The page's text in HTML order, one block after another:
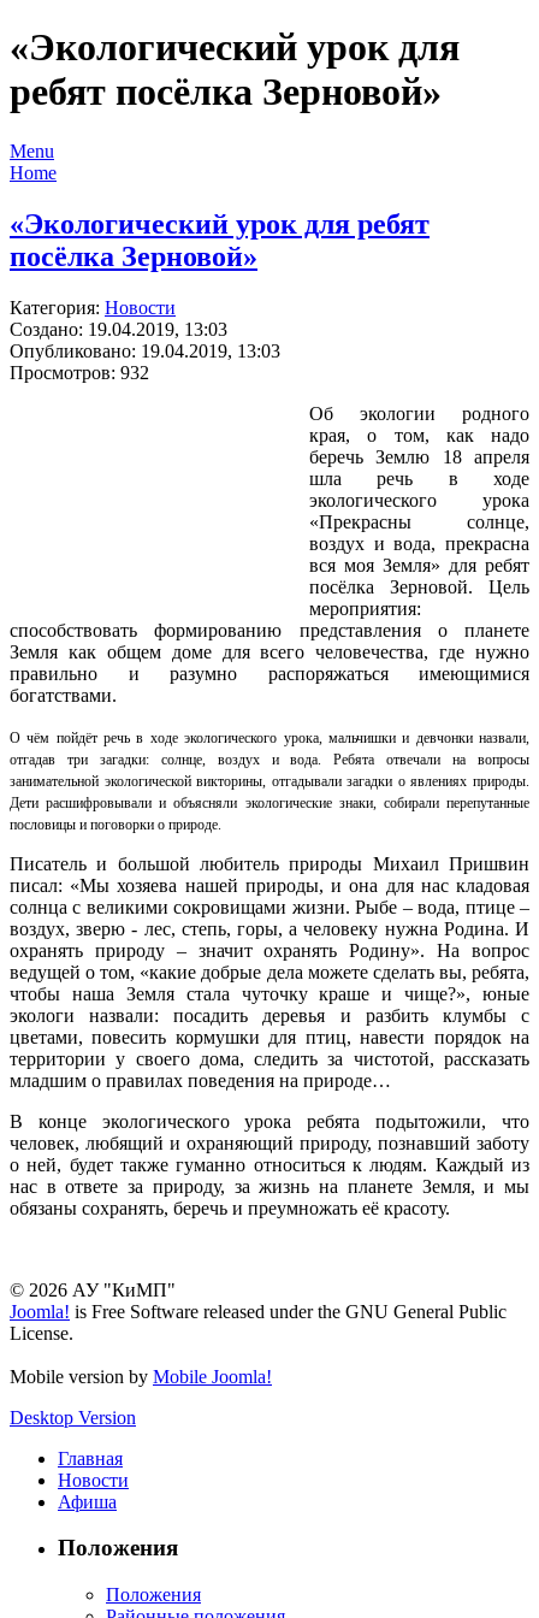
«Экологический урок для
ребят посёлка Зерновой»
Menu
Home
«Экологический урок для ребят
посёлка Зерновой»
Категория: Новости
Создано: 19.04.2019, 13:03
Опубликовано: 19.04.2019, 13:03
Просмотров: 932
Об экологии родного
края, о том, как надо
беречь Землю 18 апреля
шла речь в ходе
экологического урока
«Прекрасны солнце,
воздух и вода, прекрасна
вся моя Земля» для ребят
посёлка Зерновой. Цель
мероприятия:
способствовать формированию представления о планете
Земля как общем доме для всего человечества, где нужно
правильно и разумно распоряжаться имеющимися
богатствами.
О чём пойдёт речь в ходе экологического урока, мальчишки и девчонки назвали,
отгадав три загадки: солнце, воздух и вода. Ребята отвечали на вопросы
занимательной экологической викторины, отгадывали загадки о явлениях природы.
Дети расшифровывали и объясняли экологические знаки, собирали перепутанные
пословицы и поговорки о природе.
Писатель и большой любитель природы Михаил Пришвин
писал: «Мы хозяева нашей природы, и она для нас кладовая
солнца с великими сокровищами жизни. Рыбе – вода, птице –
воздух, зверю - лес, степь, горы, а человеку нужна Родина. И
охранять природу – значит охранять Родину». На вопрос
ведущей о том, «какие добрые дела можете сделать вы, ребята,
чтобы наша Земля стала чуточку краше и чище?», юные
экологи назвали: посадить деревья и разбить клумбы с
цветами, повесить кормушки для птиц, навести порядок на
территории у своего дома, следить за чистотой, рассказать
младшим о правилах поведения на природе…
В конце экологического урока ребята подытожили, что
человек, любящий и охраняющий природу, познавший заботу
о ней, будет также гуманно относиться к людям. Каждый из
нас в ответе за природу, за жизнь на планете Земля, и мы
обязаны сохранять, беречь и преумножать её красоту.
© 2026 АУ "КиМП"
Joomla! is Free Software released under the GNU General Public
License.
Mobile version by Mobile Joomla!
Desktop Version
Главная
Новости
Афиша
Положения
Положения